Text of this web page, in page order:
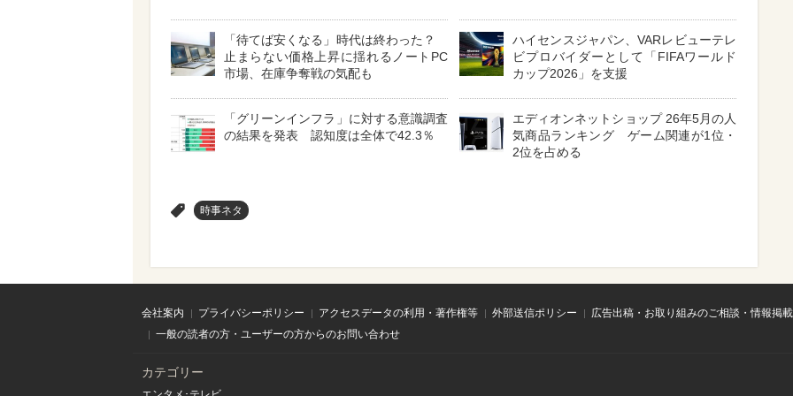
「待てば安くなる」時代は終わった？
止まらない価格上昇に揺れるノートPC
市場、在庫争奪戦の気配も
ハイセンスジャパン、VARレビューテレ
ビプロバイダーとして「FIFAワールド
カップ2026」を支援
「グリーンインフラ」に対する意識調査
の結果を発表 認知度は全体で42.3％
エディオンネットショップ 26年5月の人
気商品ランキング ゲーム関連が1位・
2位を占める
時事ネタ
会社案内 プライバシーポリシー アクセスデータの利用・著作権等 外部送信ポリシー
広告出稿・お取り組みのご相談・情報掲
一般の読者の方・ユーザーの方からのお問い合わせ
カテゴリー